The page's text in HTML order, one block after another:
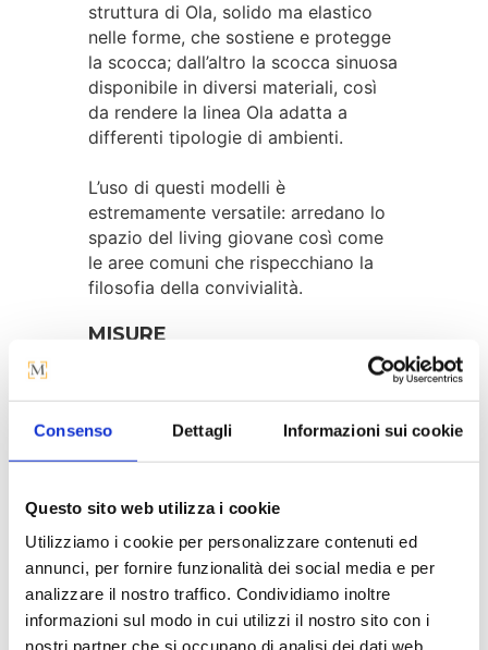
Consenso Dettagli Informazioni sui cookie
Questo sito web utilizza i cookie
Utilizziamo i cookie per personalizzare contenuti ed
annunci, per fornire funzionalità dei social media e per
analizzare il nostro traffico. Condividiamo inoltre
informazioni sul modo in cui utilizzi il nostro sito con i
nostri partner che si occupano di analisi dei dati web,
struttura di Ola, solido ma elastico
nelle forme, che sostiene e protegge
la scocca; dall’altro la scocca sinuosa
disponibile in diversi materiali, così
da rendere la linea Ola adatta a
differenti tipologie di ambienti.
L’uso di questi modelli è
estremamente versatile: arredano lo
spazio del living giovane così come
le aree comuni che rispecchiano la
filosofia della convivialità.
MISURE
Altezza seduta: 65 | 75 cm
Profondità: 51 cm
La tua casa merita il